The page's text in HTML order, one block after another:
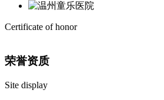
Certificate of honor
荣誉资质
Site display